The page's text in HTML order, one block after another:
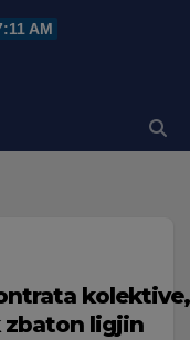
AM
zbaton ligjin